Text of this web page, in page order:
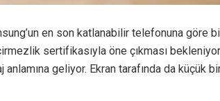
en son katlanabilir telefonuna göre
sertifikasıyla öne çıkması
geliyor. Ekran tarafında da küçük